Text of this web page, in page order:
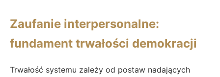
Zaufanie interpersonalne:
fundament trwałości demokracji
Trwałość systemu zależy od postaw nadających